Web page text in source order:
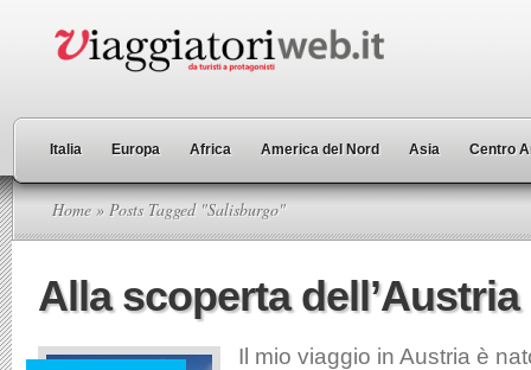
Italia Europa Africa America del Nord Asia Centro
Home » Posts Tagged "Salisburgo"
Alla scoperta
Il mio viaggio in Austria è